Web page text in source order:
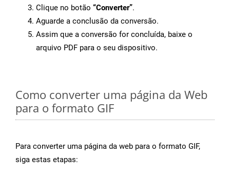
Clique no botão “Converter”.
Aguarde a conclusão da conversão.
Assim que a conversão for concluída, baixe o
arquivo PDF para o seu dispositivo.
Como converter uma página da Web
para o formato GIF
Para converter uma página da web para o formato GIF,
siga estas etapas: